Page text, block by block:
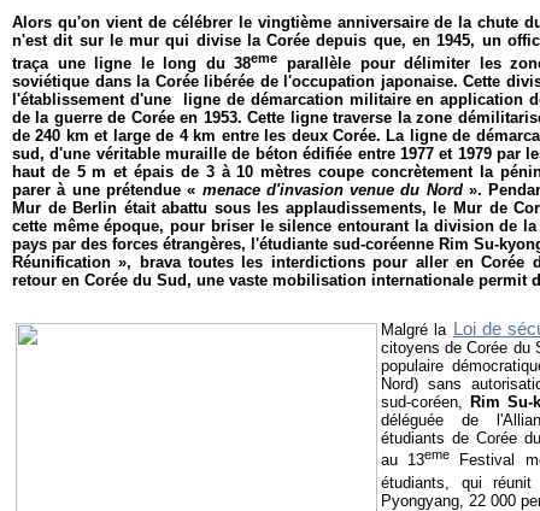
Alors qu'on vient de célébrer le vingtième anniversaire de la chute
n'est dit sur le mur qui divise la Corée depuis que, en 1945, un
traça une ligne le long du 38eme
parallèle pour délimiter les
soviétique dans la Corée libérée de l'occupation japonaise. Cette
l'établissement d'une ligne de démarcation militaire en application
de la guerre de Corée en 1953. Cette ligne traverse la zone
de 240 km et large de 4 km entre les deux Corée. La ligne de
sud, d'une véritable muraille de béton édifiée entre 1977 et 1979 par
haut de 5 m et épais de 3 à 10 mètres coupe concrètement la
parer à une prétendue « menace d'invasion venue du Nord ».
Mur de Berlin était abattu sous les applaudissements, le Mur de
cette même époque, pour briser le silence entourant la division de
pays par des forces étrangères, l'étudiante sud-coréenne Rim Su-
Réunification », brava toutes les interdictions pour aller en Corée
retour en Corée du Sud, une vaste mobilisation internationale permit
Malgré la Loi de
citoyens de Corée du
populaire
Nord) sans
sud-coréen,Rim Su-
déléguée de
étudiants de Corée
au 13eme
Festival
étudiants, qui
Pyongyang, 22 000